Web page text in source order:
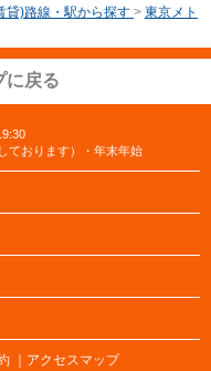
貸)路線・駅から探す > 東京メト
に戻る
ております）・年末年始
｜アクセスマップ